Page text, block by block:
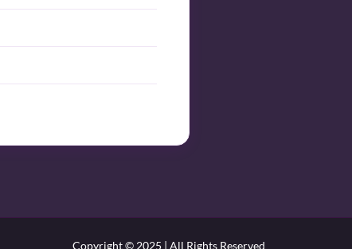
Copyright © 2025 | All Rights Reserved